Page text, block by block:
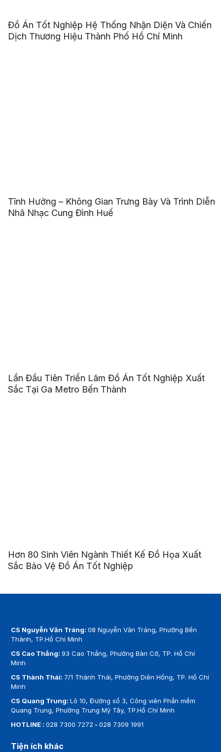
Đồ Án Tốt Nghiệp Hệ Thống Nhận Diện Và Chiến
Dịch Thương Hiệu Thành Phố Hồ Chí Minh
Tĩnh Hưởng – Không Gian Trưng Bày Và Trình Diễn
Nhã Nhạc Cung Đình Huế
Lần Đầu Tiên Triển Lãm Đồ Án Tốt Nghiệp Xuất
Sắc Tại Ga Metro Bến Thành
Hơn 80 Sinh Viên Ngành Thiết Kế Đồ Họa Xuất
Sắc Bảo Vệ Đồ Án Tốt Nghiệp
CS Nguyễn Văn Tráng:08 Nguyễn Văn Tráng, Phường Bến
Thành, TP.Hồ Chí Minh
CS Cao Thắng:93 Cao Thắng, Phường Bàn Cờ, TP. Hồ Chí
Minh
CS Thành Thái: 7/1 Thành Thái, Phường Diên Hồng, TP. Hồ Chí
Minh
CS Quang Trung:Lô 10, Đường số 3, Công viên Phần mềm
Quang Trung, Phường Trung Mỹ Tây, TP.Hồ Chí Minh
HOTLINE :028 7300 7272 -028 7309 1991
Tiện ích khác